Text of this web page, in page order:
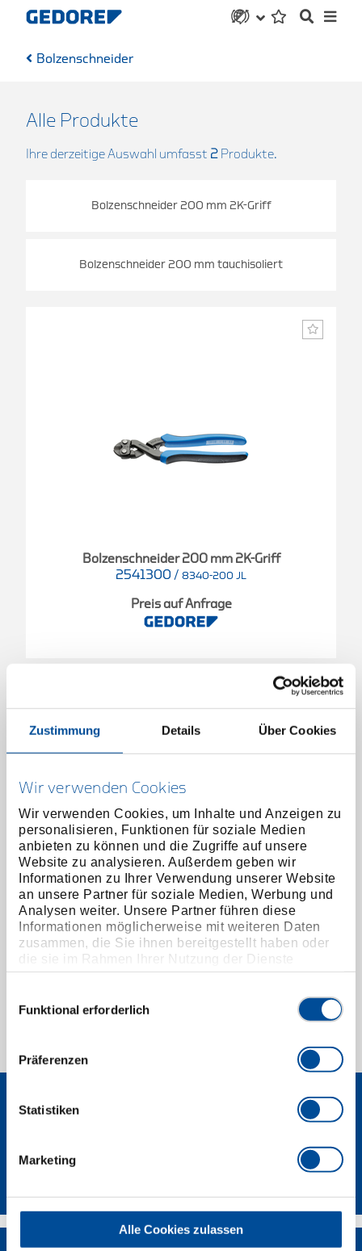
Zustimmung Details Über Cookies
Wir verwenden Cookies
Wir verwenden Cookies, um Inhalte und Anzeigen zu
personalisieren, Funktionen für soziale Medien
anbieten zu können und die Zugriffe auf unsere
Website zu analysieren. Außerdem geben wir
Informationen zu Ihrer Verwendung unserer Website
an unsere Partner für soziale Medien, Werbung und
Analysen weiter. Unsere Partner führen diese
Informationen möglicherweise mit weiteren Daten
zusammen, die Sie ihnen bereitgestellt haben oder
die sie im Rahmen Ihrer Nutzung der Dienste
gesammelt haben. Unsere vollständige
Funktional erforderlich
Präferenzen
Statistiken
Marketing
Alle Cookies zulassen
Bolzenschneider
Alle Produkte
Ihre derzeitige Auswahl umfasst 2 Produkte.
Bolzenschneider 200 mm 2K-Griff
Bolzenschneider 200 mm tauchisoliert
Bolzenschneider 200 mm 2K-Griff
2541300 / 8340-200 JL
Preis auf Anfrage
Bolzenschneider 200 mm tauchisoliert
2541289 / 8340-200 TL